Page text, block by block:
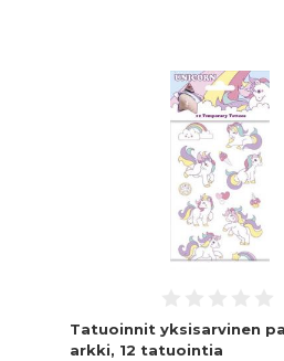
Tatuoinnit yksisarvinen
arkki, 12 tatuointia